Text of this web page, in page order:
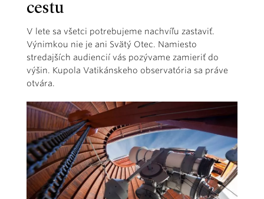
cestu
V lete sa všetci potrebujeme nachvíľu zastaviť.
Výnimkou nie je ani Svätý Otec. Namiesto
stredajších audiencií vás pozývame zamieriť do
výšin. Kupola Vatikánskeho observatória sa práve
otvára.